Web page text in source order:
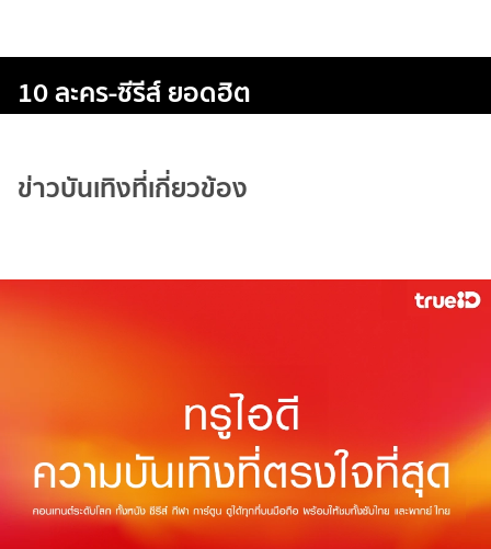
10 ละคร-ซีรีส์ ยอดฮิต
ข่าวบันเทิงที่เกี่ยวข้อง